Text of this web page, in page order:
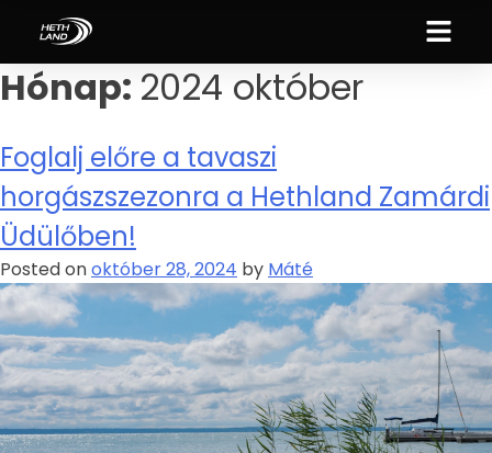
Hónap: 2024 október
Foglalj előre a tavaszi
horgászszezonra a Hethland Zamárdi
Üdülőben!
Posted onoktóber 28, 2024 by Máté